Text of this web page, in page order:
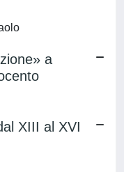
a
XIII al XVI